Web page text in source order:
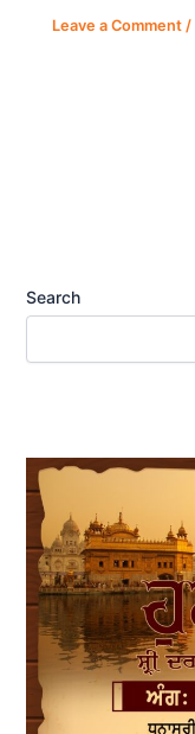
Leave a Comment /
Search